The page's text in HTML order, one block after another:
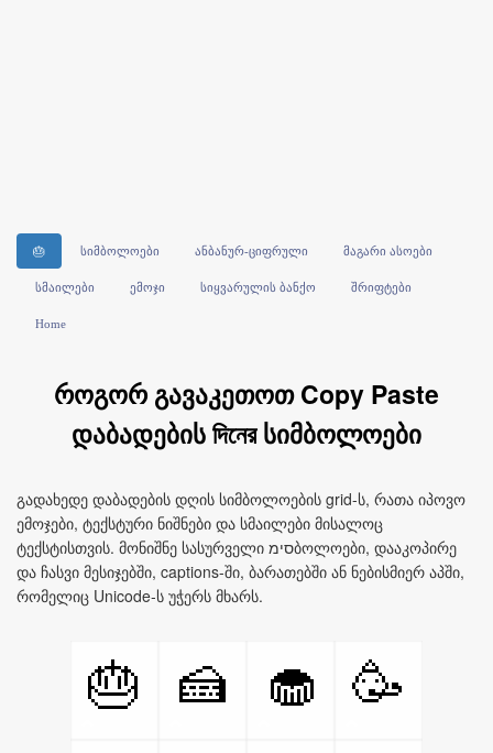
🎂 სიმბოლოები ანბანურ-ციფრული მაგარი ასოები
სმაილები ემოჯი სიყვარულის ბანქო შრიფტები
Home
როგორ გავაკეთოთ Copy Paste
დაბადების দিনের სიმბოლოები
გადახედე დაბადების დღის სიმბოლოების grid-ს, რათა იპოვო
ემოჯები, ტექსტური ნიშნები და სმაილები მისალოც
ტექსტისთვის. მონიშნე სასურველი סימბოლოები, დააკოპირე
და ჩასვი მესიჯებში, captions-ში, ბარათებში ან ნებისმიერ აპში,
რომელიც Unicode‑ს უჭერს მხარს.
🎂 🍰 🧁
🥳